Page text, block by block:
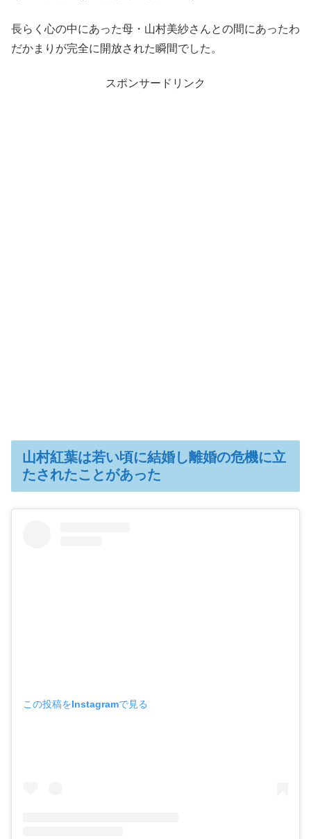
長らく心の中にあった母・山村美紗さんとの間にあったわ
だかまりが完全に開放された瞬間でした。
スポンサードリンク
山村紅葉は若い頃に結婚し離婚の危機に立
たされたことがあった
この投稿をInstagramで見る